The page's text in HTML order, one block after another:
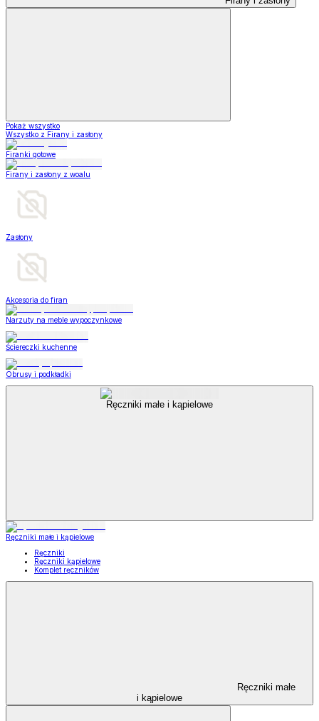
Pokaż wszystko
Wszystko z Firany i zasłony
Firanki gotowe
Firany i zasłony z woalu
Zasłony
Akcesoria do firan
Narzuty na meble wypoczynkowe
Ściereczki kuchenne
Obrusy i podkładki
Ręczniki małe i kąpielowe
Ręczniki małe i kąpielowe
Ręczniki
Ręczniki kąpielowe
Komplet ręczników
Ręczniki małe
i kąpielowe